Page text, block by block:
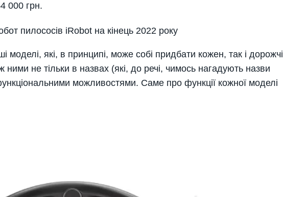
000 грн.
пилососів iRobot на кінець 2022 року
моделі, які, в принципі, може собі придбати кожен, так і дорожчі
ними не тільки в назвах (які, до речі, чимось нагадують назви
можливостями. Саме про функції кожної моделі